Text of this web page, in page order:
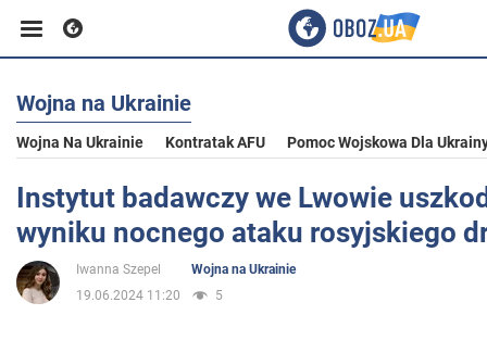
Biznes
Sport
Rozrywka
Wojna na Ukrainie
Wojna Na Ukrainie Kontratak AFU Pomoc Wojskowa Dla
Instytut badawczy we Lwowie
wyniku nocnego ataku rosyjskiego
Iwanna Szepel
Wojna na Ukrainie
19.06.2024 11:20
5